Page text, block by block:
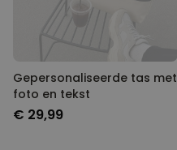
Gepersonaliseerde tas met
foto en tekst
€ 29,99